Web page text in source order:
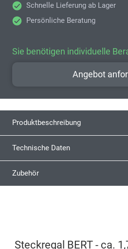
Schnelle Lieferung ab Lager
Persönliche Beratung
Sie benötigen individuelle
Angebot
Produktbeschreibung
Technische Daten
Zubehör
Steckregal BERT - ca.